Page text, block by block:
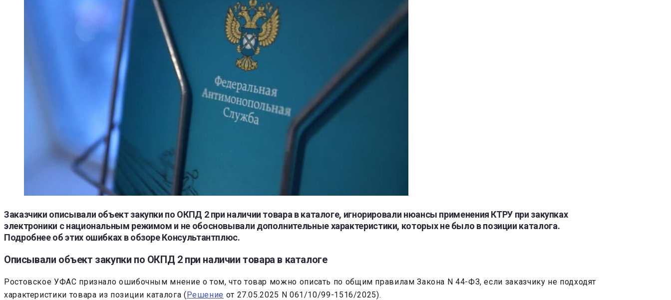
Заказчики описывали объект закупки по ОКПД 2 при наличии товара в каталоге, игнорировали нюансы применения КТРУ при закупках
электроники с национальным режимом и не обосновывали дополнительные характеристики, которых не было в позиции каталога.
Подробнее об этих ошибках в обзоре Консультантплюс.
Описывали объект закупки по ОКПД 2 при наличии товара в каталоге
Ростовское УФАС признало ошибочным мнение о том, что товар можно описать по общим правилам Закона N 44-ФЗ, если заказчику не подходят
характеристики товара из позиции каталога (Решение от 27.05.2025 N 061/10/99-1516/2025).